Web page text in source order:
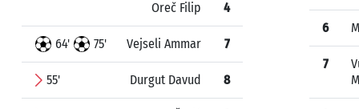
Oreč Filip 4
64' 75' Vejseli Ammar 7
55' Durgut Davud 8
6
7